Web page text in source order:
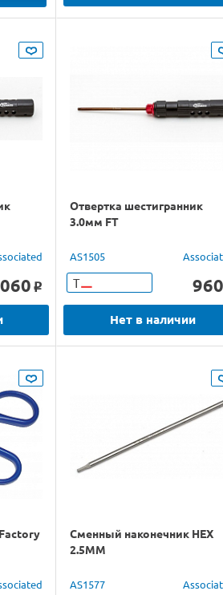
o
Отвертка шестигранник
3.0мм FT
AS1505
Т 960
Нет в наличии
Сменный наконечник НЕХ
2.5MM
AS1577